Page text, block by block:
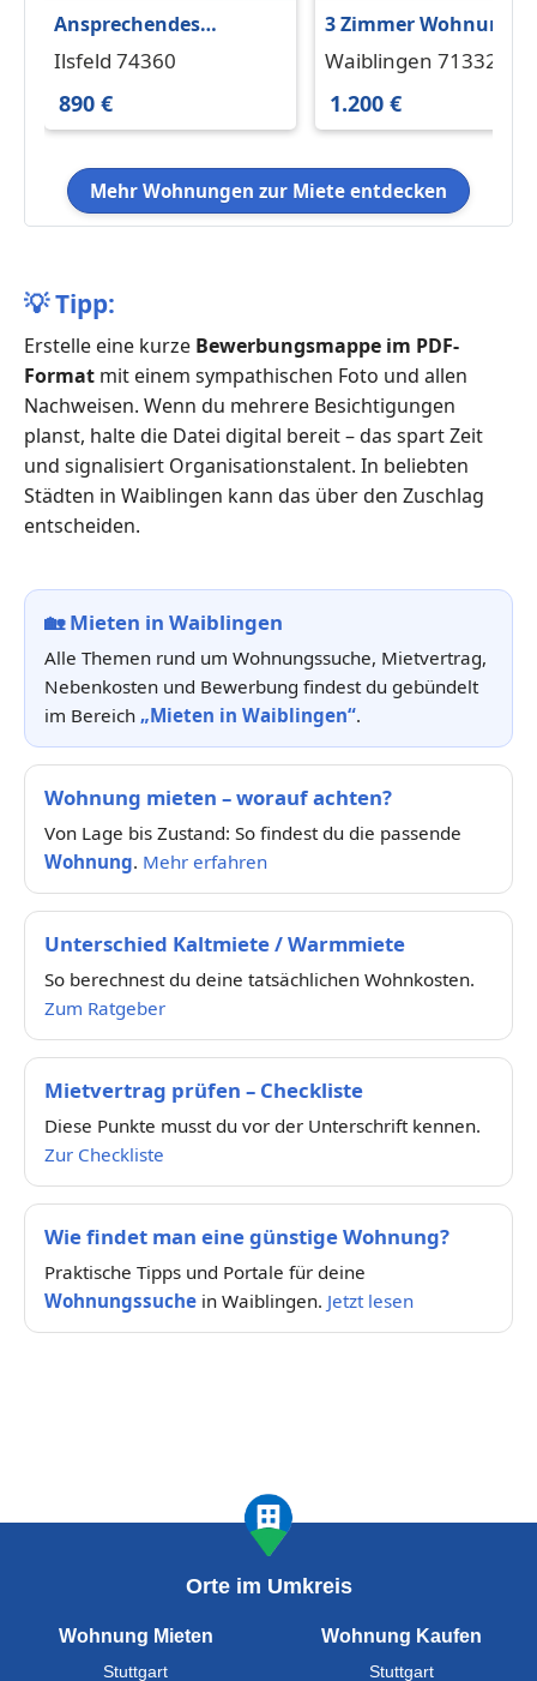
Ansprechendes
Appartement in
Ilsfeld 74360
890 €
3 Zimmer Wohnung in
Waiblingen zu
Waiblingen 71332
1.200 €
Mehr Wohnungen zur Miete entdecken
💡Tipp:
Erstelle eine kurze Bewerbungsmappe im PDF-
Format mit einem sympathischen Foto und allen
Nachweisen. Wenn du mehrere Besichtigungen
planst, halte die Datei digital bereit – das spart Zeit
und signalisiert Organisationstalent. In beliebten
Städten in Waiblingen kann das über den Zuschlag
entscheiden.
🏡Mieten in Waiblingen
Alle Themen rund um Wohnungssuche, Mietvertrag,
Nebenkosten und Bewerbung findest du gebündelt
im Bereich „Mieten in Waiblingen“.
Wohnung mieten – worauf achten?
Von Lage bis Zustand: So findest du die passende
Wohnung. Mehr erfahren
Unterschied Kaltmiete / Warmmiete
So berechnest du deine tatsächlichen Wohnkosten.
Zum Ratgeber
Mietvertrag prüfen – Checkliste
Diese Punkte musst du vor der Unterschrift kennen.
Zur Checkliste
Wie findet man eine günstige Wohnung?
Praktische Tipps und Portale für deine
Wohnungssuche in Waiblingen. Jetzt lesen
Orte im Umkreis
Wohnung Mieten
Stuttgart
Wohnung Kaufen
Stuttgart